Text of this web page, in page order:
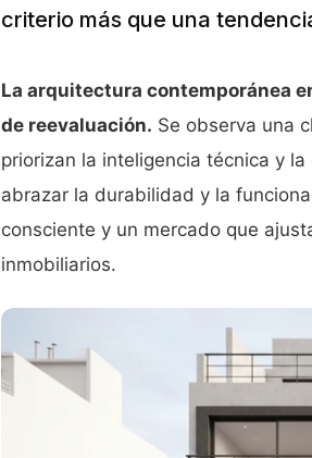
criterio más que una
La arquitectura contemporánea
de reevaluación. Se observa una
priorizan la inteligencia técnica y
abrazar la durabilidad y la
consciente y un mercado que
inmobiliarios.